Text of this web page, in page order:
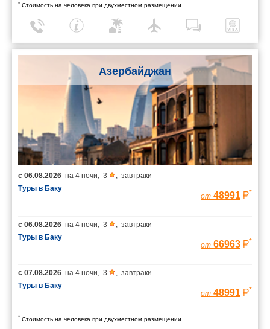
* Стоимость на человека при двухместном размещении
Азербайджан
с 06.08.2026 на 4 ночи 3
завтраки
Туры в Баку
от 48991 *
с 06.08.2026 на 4 ночи 3
завтраки
Туры в Баку
от 66963 *
с 07.08.2026 на 4 ночи 3
завтраки
Туры в Баку
от 48991 *
* Стоимость на человека при двухместном размещении